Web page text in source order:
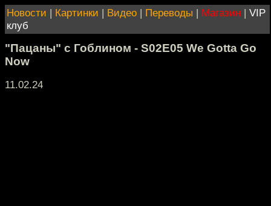
Новости | Картинки | Видео | Переводы | Магазин | VIP
клуб
"Пацаны" с Гоблином - S02E05 We Gotta Go
Now
11.02.24